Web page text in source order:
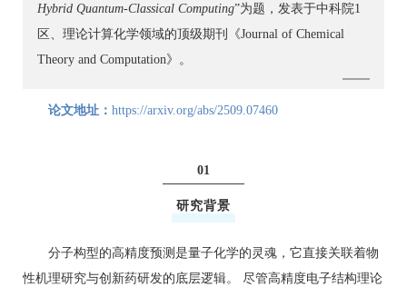
Hybrid Quantum-Classical Computing”为题，发表于中科院1
区、理论计算化学领域的顶级期刊《Journal of Chemical
Theory and Computation》。
论文地址： https://arxiv.org/abs/2509.07460
01
研究背景
分子构型的高精度预测是量子化学的灵魂，它直接关联着物
性机理研究与创新药研发的底层逻辑。 尽管高精度电子结构理论